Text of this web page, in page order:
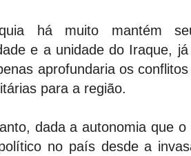
há muito mantém
e a unidade do Iraque,
aprofundaria os
para a região.
dada a autonomia que
no país desde a